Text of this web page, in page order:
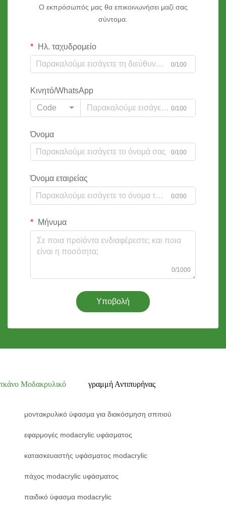
Ο εκπρόσωπός μας θα επικοινωνήσει μαζί σας
σύντομα.
Ηλ. ταχυδρομείο
0/100
Κινητό/WhatsApp
Code
0/100
Όνομα
0/100
Όνομα εταιρείας
0/200
Μήνυμα
0/1000
Υποβολή
τκάνο Μοδακρυλικό γραμμή Αντιπυρήνας
μοντακρυλικό ύφασμα για διακόσμηση σπιτιού
εφαρμογές modacrylic υφάσματος
κατασκευαστής υφάσματος modacrylic
πάχος modacrylic υφάσματος
παιδικό ύφασμα modacrylic